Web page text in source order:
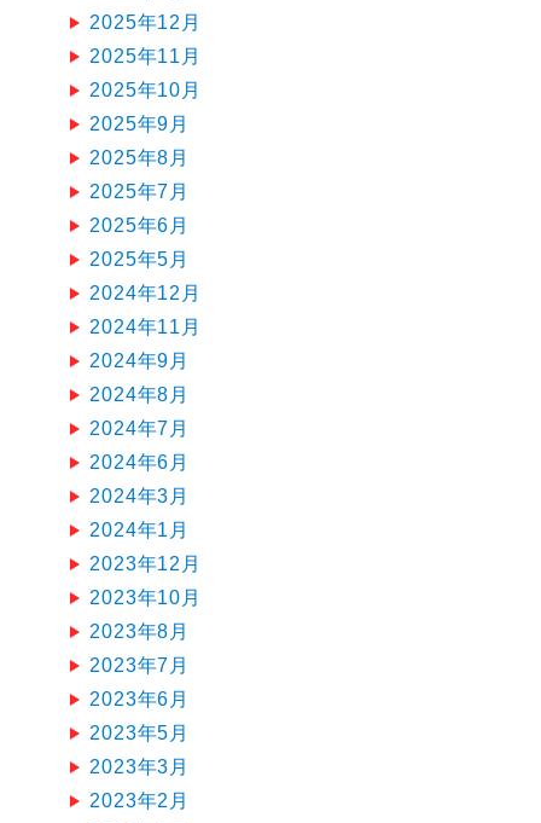
2025年12月
2025年11月
2025年10月
2025年9月
2025年8月
2025年7月
2025年6月
2025年5月
2024年12月
2024年11月
2024年9月
2024年8月
2024年7月
2024年6月
2024年3月
2024年1月
2023年12月
2023年10月
2023年8月
2023年7月
2023年6月
2023年5月
2023年3月
2023年2月